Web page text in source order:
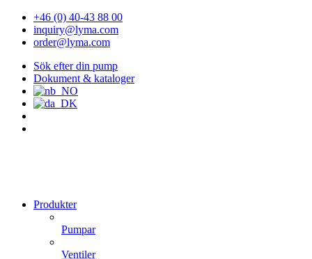
+46 (0) 40-43 88 00
inquiry@lyma.com
order@lyma.com
Sök efter din pump
Dokument & kataloger
Produkter
Pumpar
Ventiler